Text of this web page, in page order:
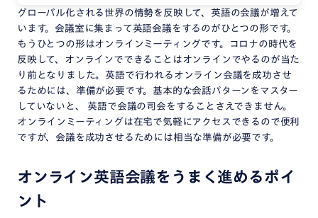
グローバル化される世界の情勢を反映して、英語の会議が増えて
います。会議室に集まって英語会議をするのがひとつの形です。
もうひとつの形はオンラインミーティングです。コロナの時代を
反映して、オンラインでできることはオンラインでやるのが当た
り前となりました。英語で行われるオンライン会議を成功させ
るためには、準備が必要です。基本的な会話パターンをマスター
していないと、 英語で会議の司会をすることさえできません。
オンラインミーティングは在宅で気軽にアクセスできるので便利
ですが、会議を成功させるためには相当な準備が必要です。
オンライン英語会議をうまく進めるポイ
ント